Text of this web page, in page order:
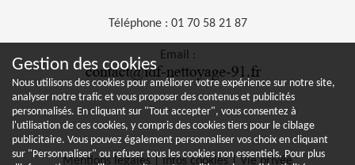
Gestion des cookies
Nous utilisons des cookies pour améliorer votre expérience sur notre site,
analyser notre trafic et vous proposer des contenus et publicités
personnalisés. En cliquant sur "Tout accepter", vous consentez à
l'utilisation de ces cookies, y compris des cookies tiers pour le ciblage
publicitaire. Vous pouvez également personnaliser vos choix en cliquant
sur "Personnaliser" ou refuser tous les cookies non essentiels. Pour plus
Téléphone : 01 70 58 21 87
Email :
Mentions légales|Infos cookies|Vie privée